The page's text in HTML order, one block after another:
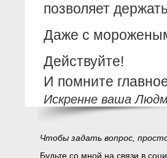
позволяет
Даже с
Действуйте!
И помните
Искренне ваша
Чтобы задать вопрос,
Будьте со мной на связи в